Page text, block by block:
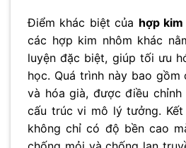
Điểm khác biệt của hợp
các hợp kim nhôm khác
luyện đặc biệt, giúp tối ưu
học. Quá trình này bao
và hóa già, được điều
cấu trúc vi mô lý tưởng. Kết
không chỉ có độ bền cao